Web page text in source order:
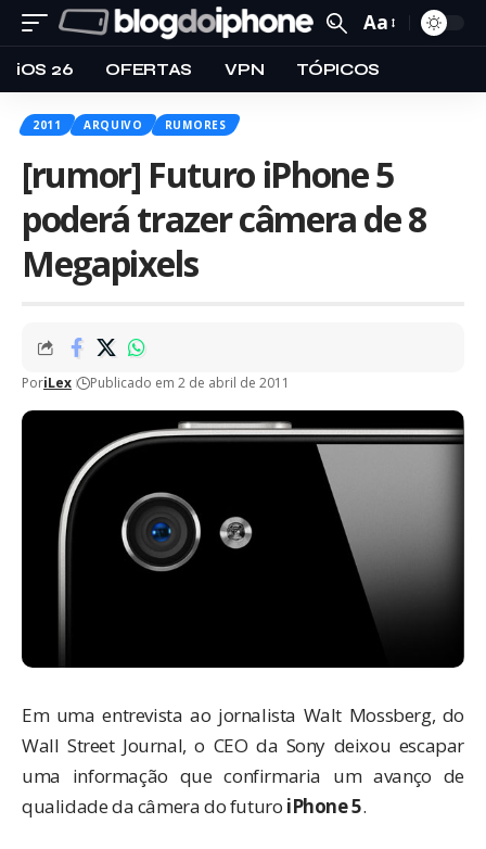
Aa
iOS 26 OFERTAS VPN TÓPICOS
2011 ARQUIVO RUMORES
[rumor] Futuro iPhone 5
poderá trazer câmera de 8
Megapixels
PoriLex Publicado em 2 de abril de 2011
Em uma entrevista ao jornalista Walt Mossberg, do
Wall Street Journal, o CEO da Sony deixou escapar
uma informação que confirmaria um avanço de
qualidade da câmera do futuro iPhone 5.